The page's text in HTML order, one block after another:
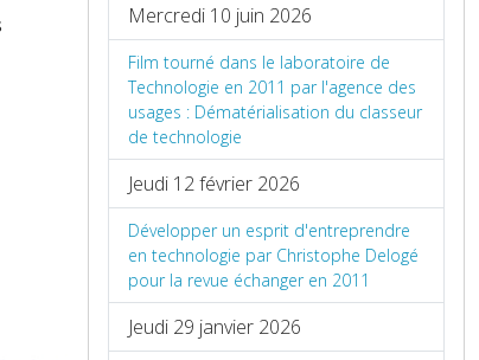
Mercredi 10 juin 2026
Film tourné dans le laboratoire de
Technologie en 2011 par l'agence des
usages : Dématérialisation du classeur
de technologie
Jeudi 12 février 2026
Développer un esprit d'entreprendre
en technologie par Christophe Delogé
pour la revue échanger en 2011
Jeudi 29 janvier 2026